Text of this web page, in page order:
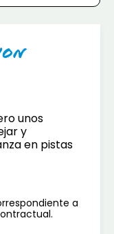
1
15
22 23
unos
y
en pistas
a